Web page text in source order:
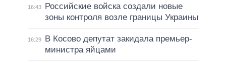
16:43
Российские войска создали новые
зоны контроля возле границы Украины
16:29
В Косово депутат закидала премьер-
министра яйцами